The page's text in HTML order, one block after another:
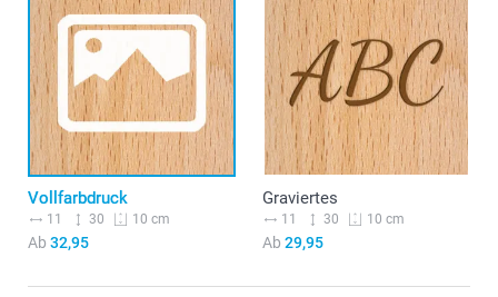
Vollfarbdruck
11 30 10 cm
Ab 32,95
Graviertes
11 30 10 cm
Ab 29,95